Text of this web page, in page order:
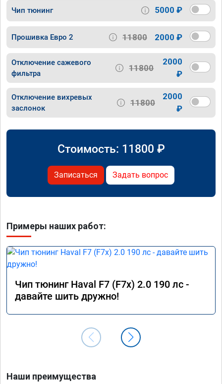
Чип тюнинг 5000 ₽
Прошивка Евро 2 11800 2000 ₽
Отключение сажевого
фильтра
11800
2000
₽
Отключение вихревых
заслонок
11800
2000
₽
Стоимость: 11800 ₽
Записаться Задать вопрос
Примеры наших работ:
Чип тюнинг Haval F7 (F7x) 2.0 190 лс -
давайте шить дружно!
Наши преимущества